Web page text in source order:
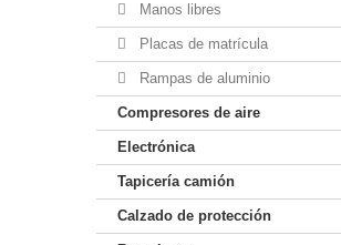
Manos libres
Placas de matrícula
Rampas de aluminio
Compresores de aire
Electrónica
Tapicería camión
Calzado de protección